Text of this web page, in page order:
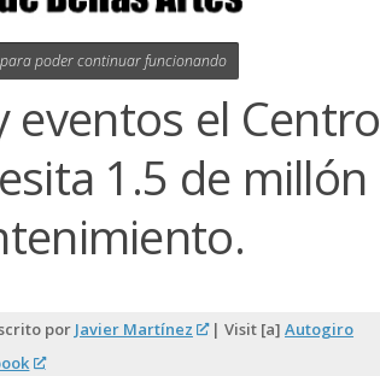
para poder continuar funcionando
el Centro
1.5 de millón
por Javier Martínez | Visit [a]Autogiro